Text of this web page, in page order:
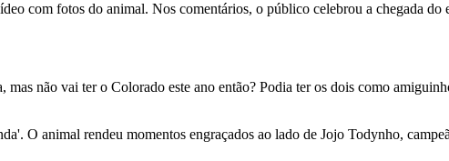
com fotos do animal. Nos comentários, o público celebrou a chegada do
não vai ter o Colorado este ano então? Podia ter os dois como
O animal rendeu momentos engraçados ao lado de Jojo Todynho,